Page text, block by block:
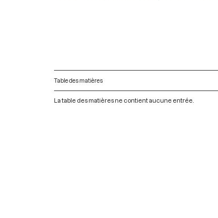
Table des matières
La table des matières ne contient aucune entrée.